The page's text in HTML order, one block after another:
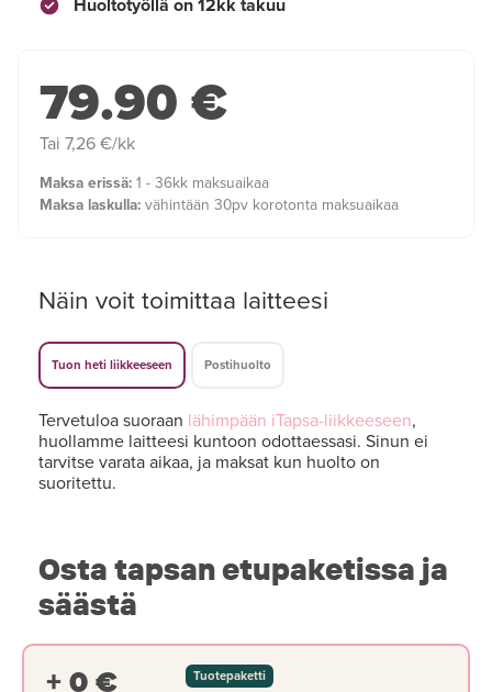
Huoltotyöllä on 12kk takuu
79.90 €
Tai 7,26 €/kk
Maksa erissä: 1 - 36kk maksuaikaa
Maksa laskulla: vähintään 30pv korotonta maksuaikaa
Näin voit toimittaa laitteesi
Tuon heti liikkeeseen Postihuolto
Tervetuloa suoraan lähimpään iTapsa-liikkeeseen,
huollamme laitteesi kuntoon odottaessasi. Sinun ei
tarvitse varata aikaa, ja maksat kun huolto on
suoritettu.
Osta tapsan etupaketissa ja
säästä
+ 0 € Tuotepaketti